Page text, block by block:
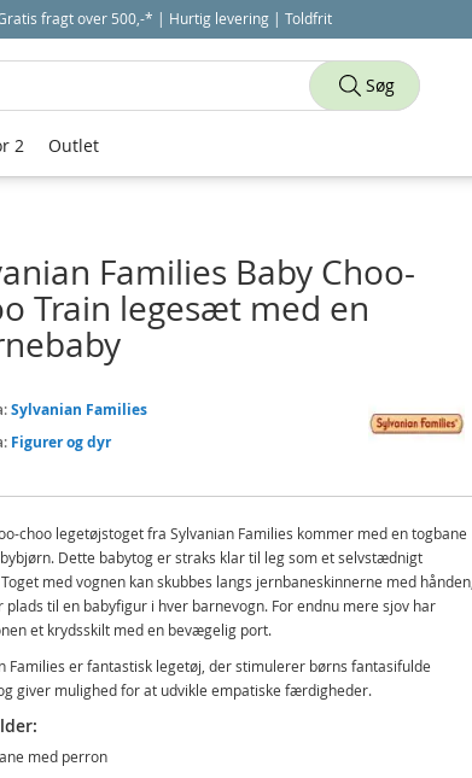
fragt over 500,-* | Hurtig levering | Toldfrit
Families Baby Choo-
Train legesæt med en
Sylvanian Families
Figurer og dyr
choo legetøjstoget fra Sylvanian Families kommer med en togbane
Dette babytog er straks klar til leg som et selvstædnigt
med vognen kan skubbes langs jernbaneskinnerne med hånden,
plads til en babyfigur i hver barnevogn. For endnu mere sjov har
et krydsskilt med en bevægelig port.
Families er fantastisk legetøj, der stimulerer børns fantasifulde
giver mulighed for at udvikle empatiske færdigheder.
med perron
Søg
2 Outlet